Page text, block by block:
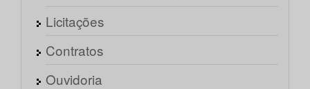
Licitações
Contratos
Ouvidoria